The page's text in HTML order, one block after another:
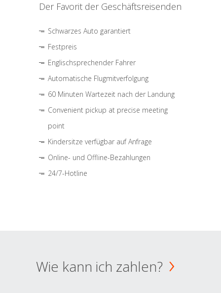
Der Favorit der Geschäftsreisenden
Schwarzes Auto garantiert
Festpreis
Englischsprechender Fahrer
Automatische Flugmitverfolgung
60 Minuten Wartezeit nach der Landung
Convenient pickup at precise meeting
point
Kindersitze verfügbar auf Anfrage
Online- und Offline-Bezahlungen
24/7-Hotline
Wie kann ich zahlen?